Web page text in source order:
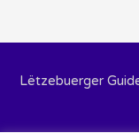
Lëtzebuerger